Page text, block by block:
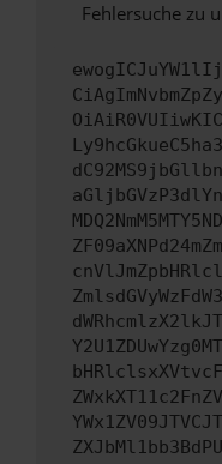
Fehlersuche zu